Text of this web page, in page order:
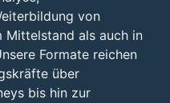
von
Mittelstand als auch in
Formate reichen
über
bis hin zur